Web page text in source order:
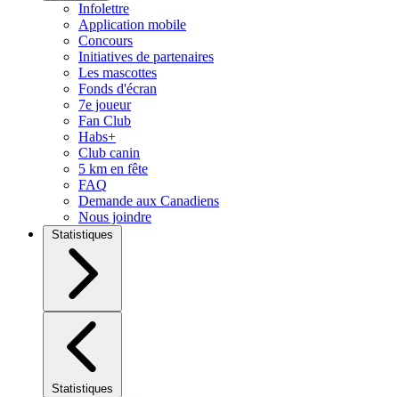
Infolettre
Application mobile
Concours
Initiatives de partenaires
Les mascottes
Fonds d'écran
7e joueur
Fan Club
Habs+
Club canin
5 km en fête
FAQ
Demande aux Canadiens
Nous joindre
Statistiques
Statistiques